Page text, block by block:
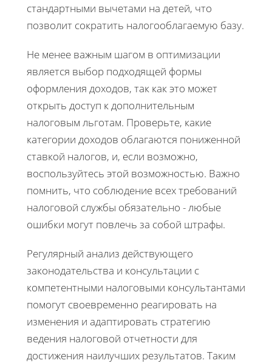
стандартными вычетами на детей, что
позволит сократить налогооблагаемую базу.
Не менее важным шагом в оптимизации
является выбор подходящей формы
оформления доходов, так как это может
открыть доступ к дополнительным
налоговым льготам. Проверьте, какие
категории доходов облагаются пониженной
ставкой налогов, и, если возможно,
воспользуйтесь этой возможностью. Важно
помнить, что соблюдение всех требований
налоговой службы обязательно - любые
ошибки могут повлечь за собой штрафы.
Регулярный анализ действующего
законодательства и консультации с
компетентными налоговыми консультантами
помогут своевременно реагировать на
изменения и адаптировать стратегию
ведения налоговой отчетности для
достижения наилучших результатов. Таким